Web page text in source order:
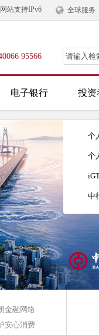
站支持IPv6 全球服务
95566
电子银行 投资
金融网络
安心消费
个
个
中